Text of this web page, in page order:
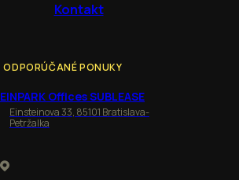
Kontakt
ODPORÚČANÉ PONUKY
EINPARK Offices SUBLEASE
Einsteinova 33, 85101 Bratislava-
Petržalka